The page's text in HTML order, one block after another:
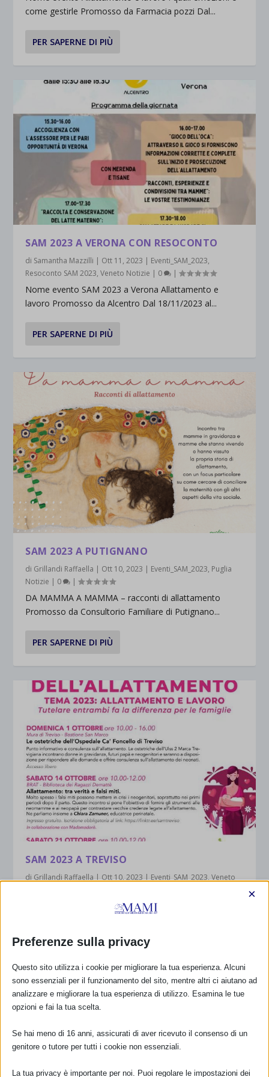
come gestirle Promosso da Farmacia pozzi Dal...
PER SAPERNE DI PIÙ
SAM 2023 A VERONA CON RESOCONTO
di Samantha Mazzilli | Ott 11, 2023 | Eventi_SAM_2023,
Resoconto SAM 2023,Veneto Notizie | 0 |
Nome evento SAM 2023 a Verona Allattamento e
lavoro Promosso da Alcentro Dal 18/11/2023 al...
PER SAPERNE DI PIÙ
SAM 2023 A PUTIGNANO
di Grillandi Raffaella | Ott 10, 2023 | Eventi_SAM_2023, Puglia
Notizie | 0 |
DA MAMMA A MAMMA – racconti di allattamento
Promosso da Consultorio Familiare di Putignano...
PER SAPERNE DI PIÙ
SAM 2023 A TREVISO
di Grillandi Raffaella | Ott 10, 2023 | Eventi_SAM_2023,Veneto
Settimana dell’ Allattamento – Ottobre Mese del
PER SAPERNE DI PIÙ
Preferenze sulla privacy
×
Questo sito utilizza i cookie per migliorare la tua esperienza. Alcuni
sono essenziali per il funzionamento del sito, mentre altri ci aiutano ad
analizzare e migliorare la tua esperienza di utilizzo. Esamina le tue
opzioni e fai la tua scelta.
Se hai meno di 16 anni, assicurati di aver ricevuto il consenso di un
genitore o tutore per tutti i cookie non essenziali.
La tua privacy è importante per noi. Puoi regolare le impostazioni dei